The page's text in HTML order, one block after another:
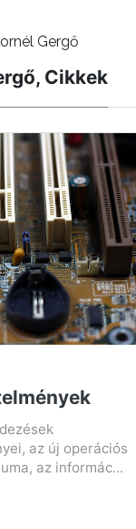
Gergő
Cikkek
az új operációs
az informác...